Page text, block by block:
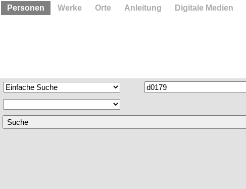
Personen Werke Orte Anleitung Digitale Medien